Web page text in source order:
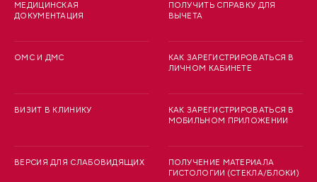
МЕДИЦИНСКАЯ
ДОКУМЕНТАЦИЯ
ОМС И ДМС
ВИЗИТ В КЛИНИКУ
ВЕРСИЯ ДЛЯ СЛАБОВИДЯЩИХ
ПОЛУЧИТЬ СПРАВКУ ДЛЯ
ВЫЧЕТА
КАК ЗАРЕГИСТРИРОВАТЬСЯ В
ЛИЧНОМ КАБИНЕТЕ
КАК ЗАРЕГИСТРИРОВАТЬСЯ В
МОБИЛЬНОМ ПРИЛОЖЕНИИ
ПОЛУЧЕНИЕ МАТЕРИАЛА
ГИСТОЛОГИИ (СТЕКЛА/БЛОКИ)